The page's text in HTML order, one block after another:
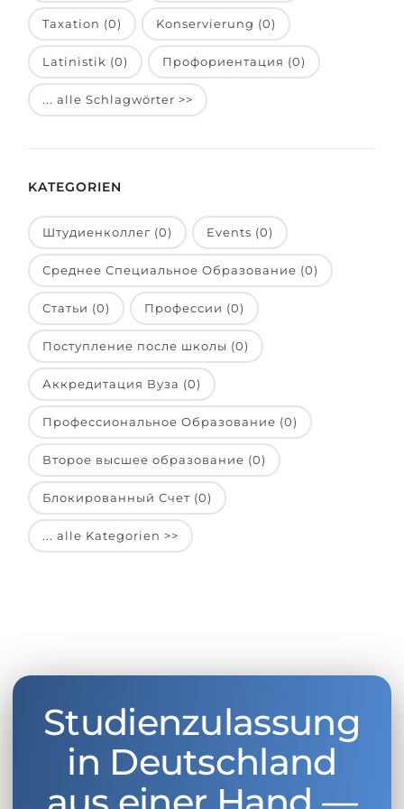
Unsere Studierenden werden
BERATUNG!
Belarus
Anderes Land
BERATUNG BUCHEN
Taxation (0) Konservierung (0)
Latinistik (0) Профориентация (0)
... alle Schlagwörter >>
KATEGORIEN
Штудиенколлег (0) Events (0)
Среднее Специальное Образование (0)
Статьи (0) Профессии (0)
Поступление после школы (0)
Аккредитация Вуза (0)
Профессиональное Образование (0)
Второе высшее образование (0)
Блокированный Счет (0)
... alle Kategorien >>
Studienzulassung
in Deutschland